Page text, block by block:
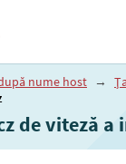
nume host →
de viteză